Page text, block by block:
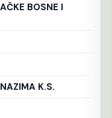
BOSNE I
K.S.